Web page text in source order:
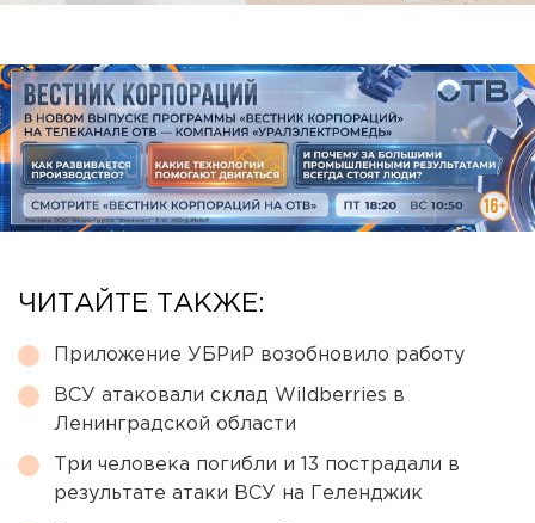
ЧИТАЙТЕ ТАКЖЕ:
Приложение УБРиР возобновило работу
ВСУ атаковали склад Wildberries в
Ленинградской области
Три человека погибли и 13 пострадали в
результате атаки ВСУ на Геленджик